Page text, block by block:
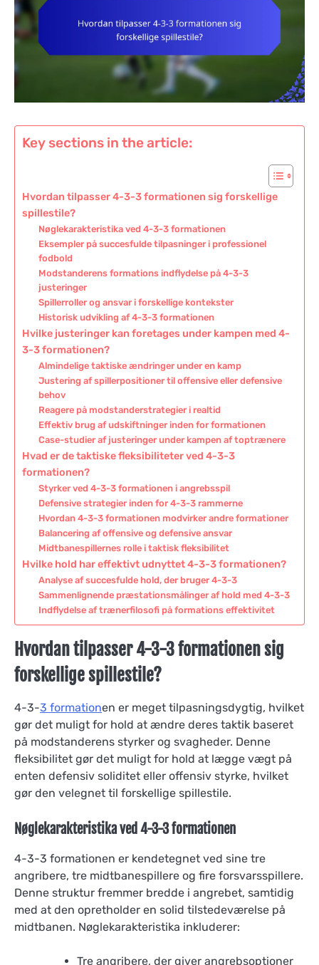
Key sections in the article:
Hvordan tilpasser 4-3-3 formationen sig forskellige
spillestile?
Nøglekarakteristika ved 4-3-3 formationen
Eksempler på succesfulde tilpasninger i professionel
fodbold
Modstanderens formations indflydelse på 4-3-3
justeringer
Spillerroller og ansvar i forskellige kontekster
Historisk udvikling af 4-3-3 formationen
Hvilke justeringer kan foretages under kampen med 4-
3-3 formationen?
Almindelige taktiske ændringer under en kamp
Justering af spillerpositioner til offensive eller defensive
behov
Reagere på modstanderstrategier i realtid
Effektiv brug af udskiftninger inden for formationen
Case-studier af justeringer under kampen af toptrænere
Hvad er de taktiske fleksibiliteter ved 4-3-3
formationen?
Styrker ved 4-3-3 formationen i angrebsspil
Defensive strategier inden for 4-3-3 rammerne
Hvordan 4-3-3 formationen modvirker andre formationer
Balancering af offensive og defensive ansvar
Midtbanespillernes rolle i taktisk fleksibilitet
Hvilke hold har effektivt udnyttet 4-3-3 formationen?
Analyse af succesfulde hold, der bruger 4-3-3
Sammenlignende præstationsmålinger af hold med 4-3-3
Indflydelse af trænerfilosofi på formations effektivitet
Hvordan tilpasser 4-3-3 formationen sig
forskellige spillestile?
4-3-3 formationen er meget tilpasningsdygtig, hvilket
gør det muligt for hold at ændre deres taktik baseret
på modstanderens styrker og svagheder. Denne
fleksibilitet gør det muligt for hold at lægge vægt på
enten defensiv soliditet eller offensiv styrke, hvilket
gør den velegnet til forskellige spillestile.
Nøglekarakteristika ved 4-3-3 formationen
4-3-3 formationen er kendetegnet ved sine tre
angribere, tre midtbanespillere og fire forsvarsspillere.
Denne struktur fremmer bredde i angrebet, samtidig
med at den opretholder en solid tilstedeværelse på
midtbanen. Nøglekarakteristika inkluderer:
Tre angribere, der giver angrebsoptioner